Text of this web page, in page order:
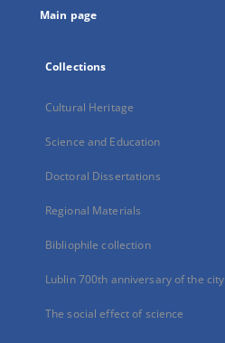
Main page
Collections
Cultural Heritage
Science and Education
Doctoral Dissertations
Regional Materials
Bibliophile collection
Lublin 700th anniversary of the city
The social effect of science